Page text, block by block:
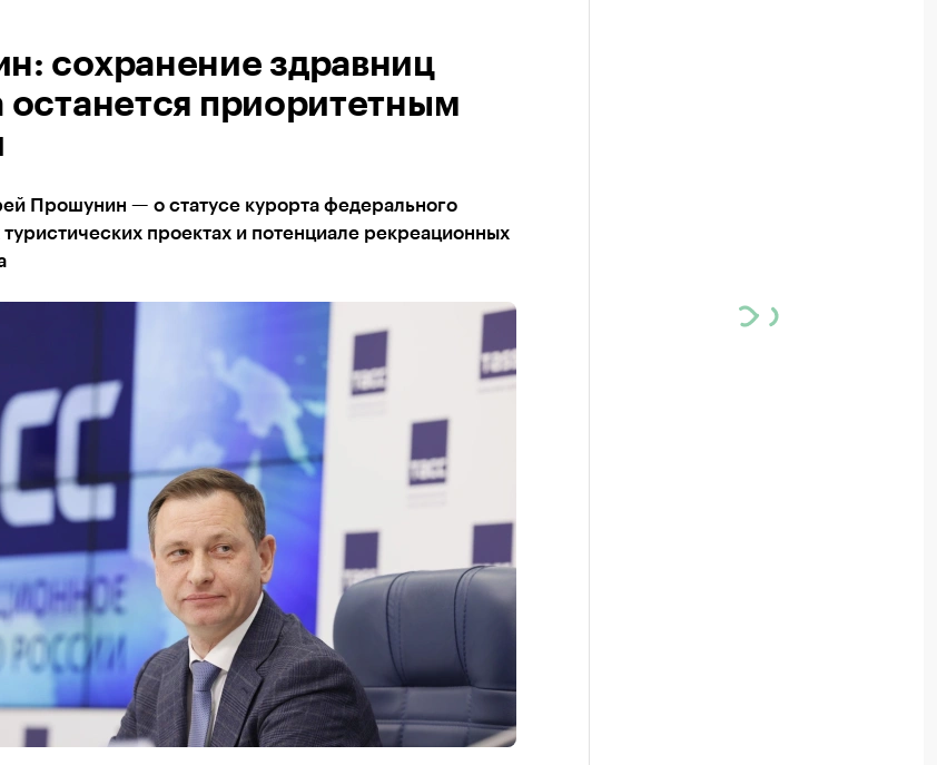
сохранение здравниц
останется приоритетным
Прошунин — о статусе курорта федерального
проектах и потенциале рекреационных